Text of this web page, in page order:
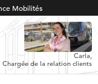
Mobilités
Carla,
Chargée de la relation clients